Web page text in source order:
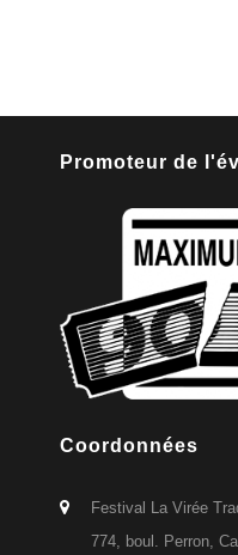
Promoteur de
Coordonnées
Festival La Virée
774, boul. Perron,